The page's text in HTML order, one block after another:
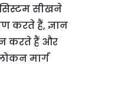
सीखने
करते हैं, ज्ञान
करते हैं और
मार्ग